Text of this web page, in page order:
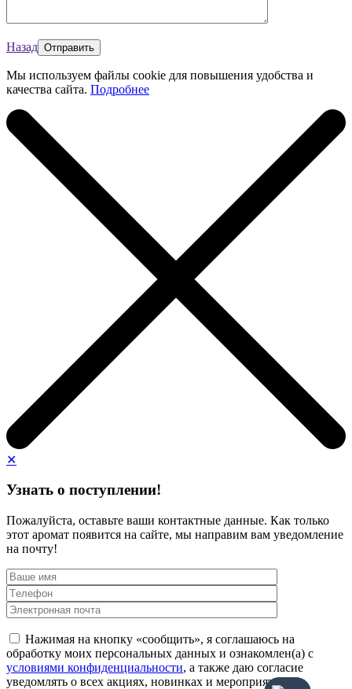
Назад
Мы используем файлы cookie для повышения удобства и
качества сайта. Подробнее
✕
Узнать о поступлении!
Пожалуйста, оставьте ваши контактные данные. Как только
этот аромат появится на сайте, мы направим вам уведомление
на почту!
Нажимая на кнопку «сообщить», я соглашаюсь на
обработку моих персональных данных и ознакомлен(а) с
условиями конфиденциальности, а также даю согласие
уведомлять о всех акциях, новинках и мероприятиях